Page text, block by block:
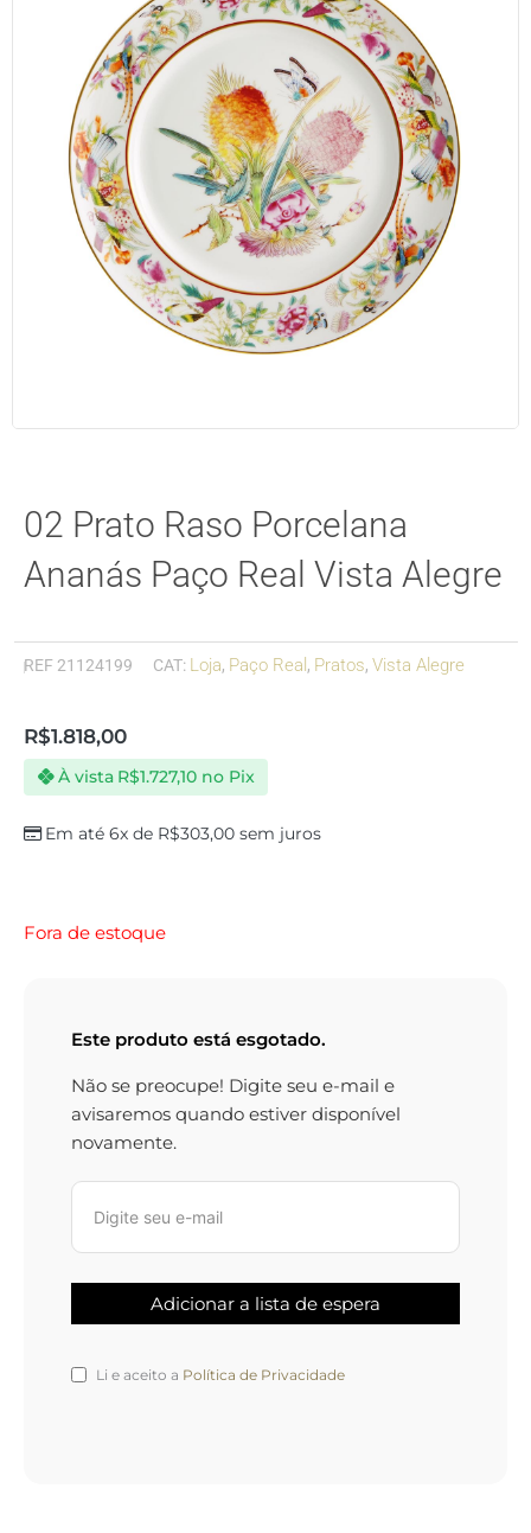
02 Prato Raso Porcelana
Ananás Paço Real Vista Alegre
REF 21124199 CAT: Loja, Paço Real , Pratos, Vista Alegre
R$1.818,00
Em até 6x de R$303,00 sem juros
À vista R$1.727,10 no Pix
Fora de estoque
Este produto está esgotado.
Não se preocupe! Digite seu e-mail e
avisaremos quando estiver disponível
novamente.
Li e aceito a Política de Privacidade